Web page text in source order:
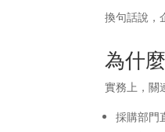
換句話說，
為什
實務上，關
採購部門